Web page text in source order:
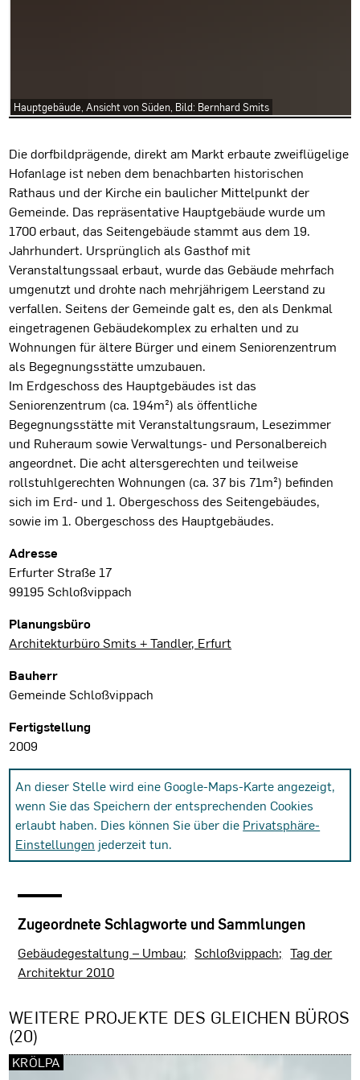
Hauptgebäude, Ansicht von Süden, Bild: Bernhard Smits
Die dorfbildprägende, direkt am Markt erbaute zweiflügelige
Hofanlage ist neben dem benachbarten historischen
Rathaus und der Kirche ein baulicher Mittelpunkt der
Gemeinde. Das repräsentative Hauptgebäude wurde um
1700 erbaut, das Seitengebäude stammt aus dem 19.
Jahrhundert. Ursprünglich als Gasthof mit
Veranstaltungssaal erbaut, wurde das Gebäude mehrfach
umgenutzt und drohte nach mehrjährigem Leerstand zu
verfallen. Seitens der Gemeinde galt es, den als Denkmal
eingetragenen Gebäudekomplex zu erhalten und zu
Wohnungen für ältere Bürger und einem Seniorenzentrum
als Begegnungsstätte umzubauen.
Im Erdgeschoss des Hauptgebäudes ist das
Seniorenzentrum (ca. 194m²) als öffentliche
Begegnungsstätte mit Veranstaltungsraum, Lesezimmer
und Ruheraum sowie Verwaltungs- und Personalbereich
angeordnet. Die acht altersgerechten und teilweise
rollstuhlgerechten Wohnungen (ca. 37 bis 71m²) befinden
sich im Erd- und 1. Obergeschoss des Seitengebäudes,
sowie im 1. Obergeschoss des Hauptgebäudes.
Projektdaten
Adresse
Erfurter Straße 17
99195 Schloßvippach
Planungsbüro
Architekturbüro Smits + Tandler, Erfurt
Bauherr
Gemeinde Schloßvippach
Fertigstellung
2009
An dieser Stelle wird eine Google-Maps-Karte angezeigt,
wenn Sie das Speichern der entsprechenden Cookies
erlaubt haben. Dies können Sie über die Privatsphäre-
Einstellungen jederzeit tun.
Zugeordnete Schlagworte und Sammlungen
Gebäudegestaltung – Umbau Schloßvippach
Tag der
Architektur 2010
WEITERE PROJEKTE DES GLEICHEN BÜROS
(20)
KRÖLPA